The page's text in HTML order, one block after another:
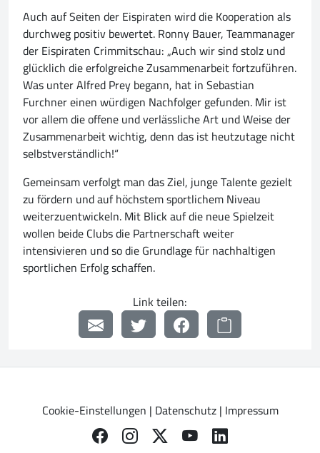
Auch auf Seiten der Eispiraten wird die Kooperation als
durchweg positiv bewertet. Ronny Bauer, Teammanager
der Eispiraten Crimmitschau: „Auch wir sind stolz und
glücklich die erfolgreiche Zusammenarbeit fortzuführen.
Was unter Alfred Prey begann, hat in Sebastian
Furchner einen würdigen Nachfolger gefunden. Mir ist
vor allem die offene und verlässliche Art und Weise der
Zusammenarbeit wichtig, denn das ist heutzutage nicht
selbstverständlich!“
Gemeinsam verfolgt man das Ziel, junge Talente gezielt
zu fördern und auf höchstem sportlichem Niveau
weiterzuentwickeln. Mit Blick auf die neue Spielzeit
wollen beide Clubs die Partnerschaft weiter
intensivieren und so die Grundlage für nachhaltigen
sportlichen Erfolg schaffen.
Link teilen:
Cookie-Einstellungen | Datenschutz| Impressum